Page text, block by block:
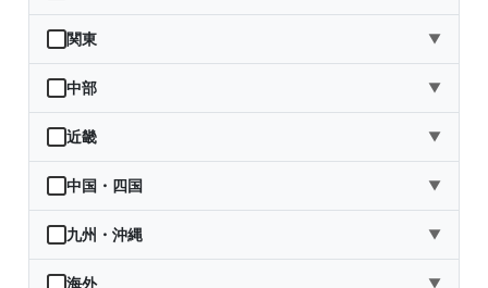
北海道
青森県
岩手県
宮城県
秋田県
関東 ▼
茨城県
栃木県
群馬県
埼玉県
千葉県
中部 ▼
新潟県
富山県
石川県
福井県
近畿 ▼
三重県
滋賀県
京都府
中国・四国 ▼
鳥取県
島根県
九州・沖縄 ▼
福岡県
海外 ▼